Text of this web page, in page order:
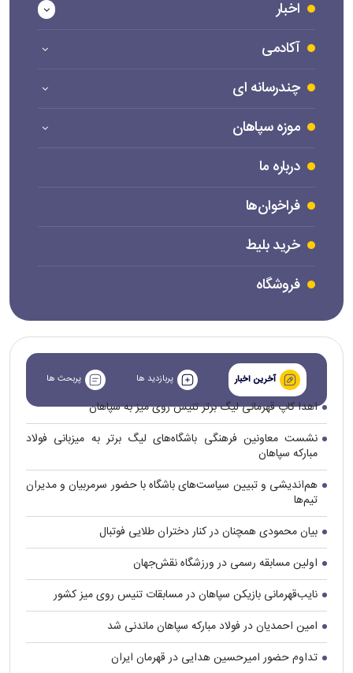
اخبار
آکادمی
چندرسانه ای
موزه سپاهان
درباره ما
فراخوان‌ها
خرید بلیط
فروشگاه
آخرین اخبار پربازدید ها پربحث ها
اهدا کاپ قهرمانی لیگ برتر تنیس روی میز به سپاهان
نشست معاونین فرهنگی باشگاه‌های لیگ برتر به میزبانی فولاد
مبارکه سپاهان
هم‌اندیشی و تبیین سیاست‌های باشگاه با حضور سرمربیان و مدیران
تیم‌ها
بیان محمودی همچنان در کنار دختران طلایی فوتبال
اولین مسابقه رسمی در ورزشگاه نقش‌جهان
نایب‌قهرمانی بازیکن سپاهان در مسابقات تنیس روی میز کشور
امین احمدیان در فولاد مبارکه سپاهان ماندنی شد
تداوم حضور امیرحسین هدایی در قهرمان ایران